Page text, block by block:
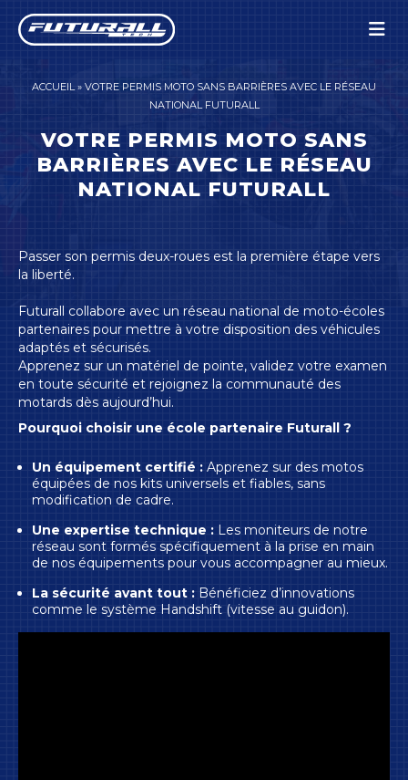
ACCUEIL» VOTRE PERMIS MOTO SANS BARRIÈRES AVEC LE RÉSEAU
NATIONAL FUTURALL
VOTRE PERMIS MOTO SANS
BARRIÈRES AVEC LE RÉSEAU
NATIONAL FUTURALL
Passer son permis deux-roues est la première étape vers
la liberté.
Futurall collabore avec un réseau national de moto-écoles
partenaires pour mettre à votre disposition des véhicules
adaptés et sécurisés.
Apprenez sur un matériel de pointe, validez votre examen
en toute sécurité et rejoignez la communauté des
motards dès aujourd’hui.
Pourquoi choisir une école partenaire Futurall ?
Un équipement certifié : Apprenez sur des motos
équipées de nos kits universels et fiables, sans
modification de cadre.
Une expertise technique : Les moniteurs de notre
réseau sont formés spécifiquement à la prise en main
de nos équipements pour vous accompagner au mieux.
La sécurité avant tout : Bénéficiez d’innovations
comme le système Handshift (vitesse au guidon).